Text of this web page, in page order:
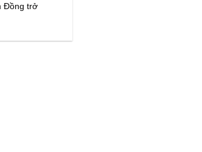
Đồng trở